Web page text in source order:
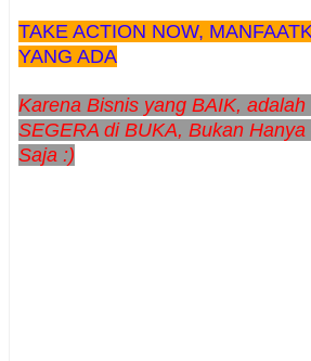
TAKE ACTION NOW,
YANG ADA
Karena Bisnis yang BAIK,
SEGERA di BUKA, Bukan
Saja :)